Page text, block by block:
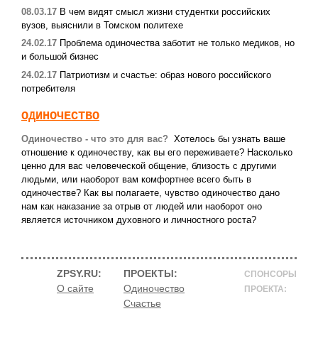
08.03.17 В чем видят смысл жизни студентки российских
вузов, выяснили в Томском политехе
24.02.17 Проблема одиночества заботит не только медиков, но
и большой бизнес
24.02.17 Патриотизм и счастье: образ нового российского
потребителя
ОДИНОЧЕСТВО
Одиночество - что это для вас? Хотелось бы узнать ваше
отношение к одиночеству, как вы его переживаете? Насколько
ценно для вас человеческой общение, близость c другими
людьми, или наоборот вам комфортнее всего быть в
одиночестве? Как вы полагаете, чувство одиночество дано
нам как наказание за отрыв от людей или наоборот оно
является источником духовного и личностного роста?
ZPSY.RU:
О сайте
ПРОЕКТЫ:
Одиночество
Счастье
СПОНСОРЫ
ПРОЕКТА: